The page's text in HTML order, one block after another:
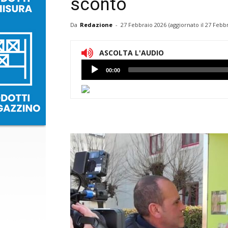
sconto
Da Redazione - 27 Febbraio 2026 (aggiornato il 27
ASCOLTA L'AUDIO
Lettore
Audio
00:00